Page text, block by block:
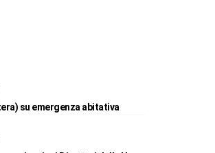
su emergenza abitativa